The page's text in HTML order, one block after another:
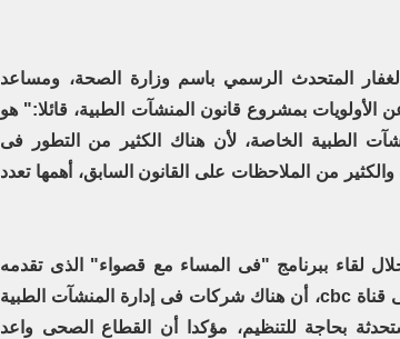
المتحدث الرسمي باسم وزارة الصحة، ومساعد
الأولويات بمشروع قانون المنشآت الطبية، قائلا:" هو
الطبية الخاصة، لأن هناك الكثير من التطور فى
من الملاحظات على القانون السابق، أهمها تعدد
لقاء ببرنامج "فى المساء مع قصواء" الذى تقدمه
الإعلامية قصواء الخلالى على قناة cbc، أن هناك شركات فى إدارة المنشآت الطبية
بحاجة للتنظيم، مؤكدا أن القطاع الصحى واعد